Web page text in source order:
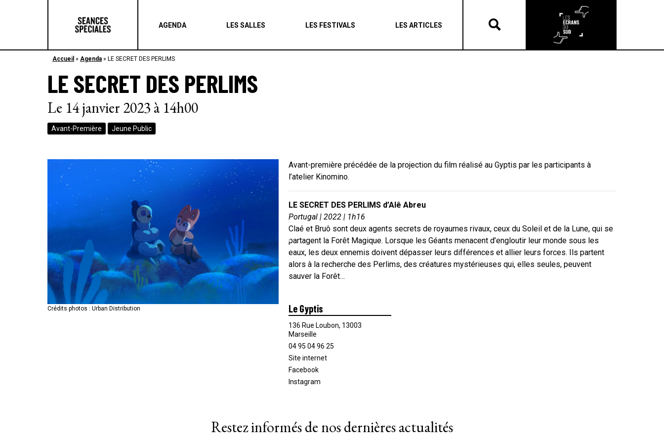
AGENDA LES SALLES LES FESTIVALS LES ARTICLES
Accueil » Agenda » LE SECRET DES PERLIMS
LE SECRET DES PERLIMS
Le 14 janvier 2023 à 14h00
Avant-Première Jeune Public
Crédits photos : Urban Distribution
Crédits photos : Urban Distribution
Crédits photos : Urban Distribution
Avant-première précédée de la projection du film réalisé au Gyptis par les participants à
l’atelier Kinomino.
LE SECRET DES PERLIMS d’Alê Abreu
Portugal | 2022 | 1h16
Claé et Bruô sont deux agents secrets de royaumes rivaux, ceux du Soleil et de la Lune, qui se
partagent la Forêt Magique. Lorsque les Géants menacent d’engloutir leur monde sous les
eaux, les deux ennemis doivent dépasser leurs différences et allier leurs forces. Ils partent
alors à la recherche des Perlims, des créatures mystérieuses qui, elles seules, peuvent
sauver la Forêt…
Le Gyptis
136 Rue Loubon, 13003
Marseille
04 95 04 96 25
Site internet
Facebook
Instagram
Restez informés de nos dernières actualités